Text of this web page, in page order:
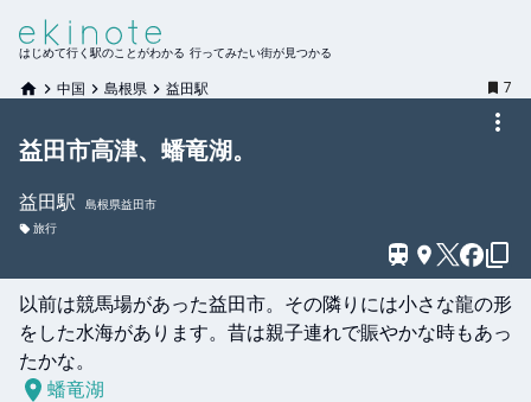
はじめて行く駅のことがわかる 行ってみたい街が見つかる
中国 島根県 益田駅 7
益田市高津、蟠竜湖。
益田駅
島根県益田市
旅行
以前は競馬場があった益田市。その隣りには小さな龍の形
をした水海があります。昔は親子連れで賑やかな時もあっ
たかな。
蟠竜湖